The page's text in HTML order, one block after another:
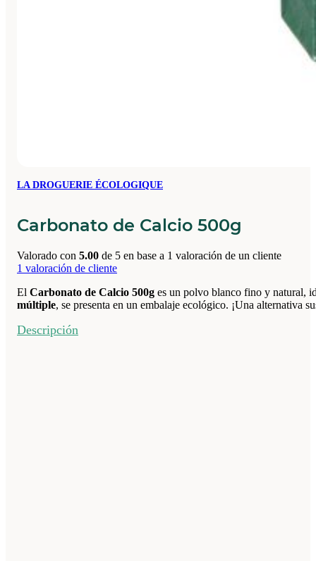
LA DROGUERIE ÉCOLOGIQUE
Carbonato de Calcio 500g
Valorado con 5.00 de 5 en base a 1 valoración de un cliente
1 valoración de cliente
El Carbonato de Calcio 500g es un polvo blanco fino y natural,
múltiple, se presenta en un embalaje ecológico. ¡Una alternativa
Descripción